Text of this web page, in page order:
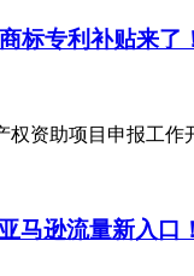
标专利补贴来了
权资助项目申报工
马逊流量新入口！